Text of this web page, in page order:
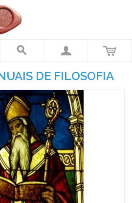
DE FILOSOFIA